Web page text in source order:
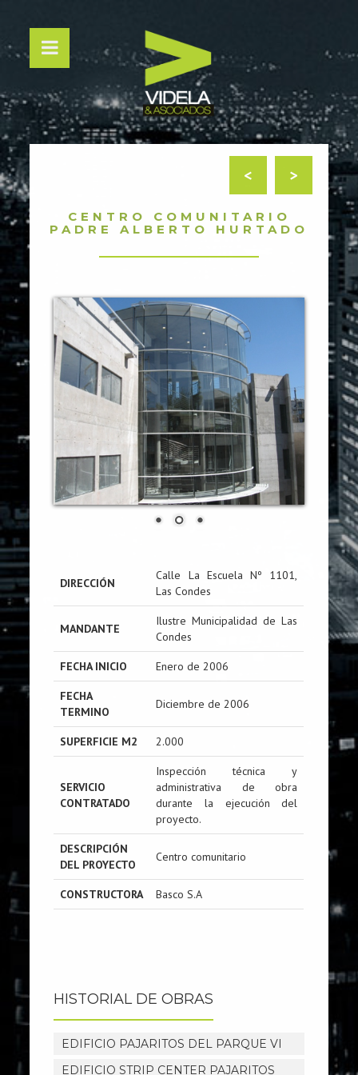
>
<
CENTRO COMUNITARIO
PADRE ALBERTO HURTADO
DIRECCIÓN
Calle La Escuela Nº 1101,
Las Condes
MANDANTE
Ilustre Municipalidad de Las
Condes
FECHA INICIO Enero de 2006
FECHA
TERMINO
Diciembre de 2006
SUPERFICIE M2 2.000
SERVICIO
CONTRATADO
Inspección técnica y
administrativa de obra
durante la ejecución del
proyecto.
DESCRIPCIÓN
DEL PROYECTO
Centro comunitario
CONSTRUCTORA Basco S.A
HISTORIAL DE OBRAS
EDIFICIO PAJARITOS DEL PARQUE VI
EDIFICIO STRIP CENTER PAJARITOS